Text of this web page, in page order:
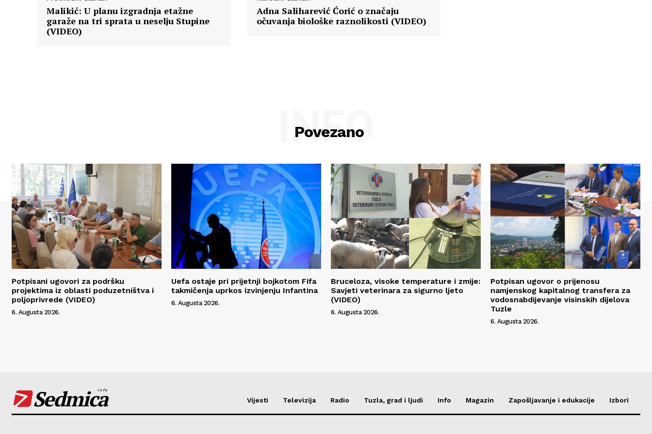
Malikić: U planu izgradnja etažne
garaže na tri sprata u neselju Stupine
(VIDEO)
Adna Saliharević Ćorić o značaju
očuvanja biološke raznolikosti (VIDEO)
Povezano
INFO
Potpisani ugovori za podršku
projektima iz oblasti poduzetništva i
poljoprivrede (VIDEO)
6. Augusta 2026.
Uefa ostaje pri prijetnji bojkotom Fifa
takmičenja uprkos izvinjenju Infantina
6. Augusta 2026.
Bruceloza, visoke temperature i zmije:
Savjeti veterinara za sigurno ljeto
(VIDEO)
6. Augusta 2026.
Potpisan ugovor o prijenosu
namjenskog kapitalnog transfera za
vodosnabdijevanje visinskih dijelova
Tuzle
6. Augusta 2026.
Sedmica
info
Vijesti Televizija Radio Tuzla, grad i ljudi Info Magazin Zapošljavanje i edukacije Izbori